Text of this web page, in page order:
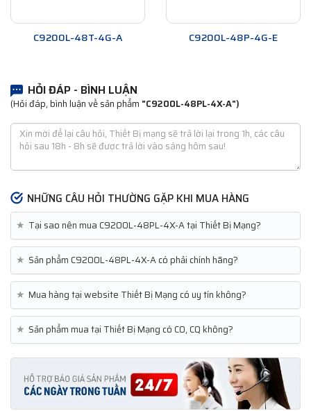
C9200L-48T-4G-A C9200L-48P-4G-E
HỎI ĐÁP - BÌNH LUẬN
(Hỏi đáp, bình luận về sản phẩm "C9200L-48PL-4X-A")
NHỮNG CÂU HỎI THƯỜNG GẶP KHI MUA HÀNG
★ Tại sao nên mua C9200L-48PL-4X-A tại Thiết Bị Mạng?
★ Sản phẩm C9200L-48PL-4X-A có phải chính hãng?
★ Mua hàng tại website Thiết Bị Mạng có uy tín không?
★ Sản phẩm mua tại Thiết Bị Mạng có CO, CQ không?